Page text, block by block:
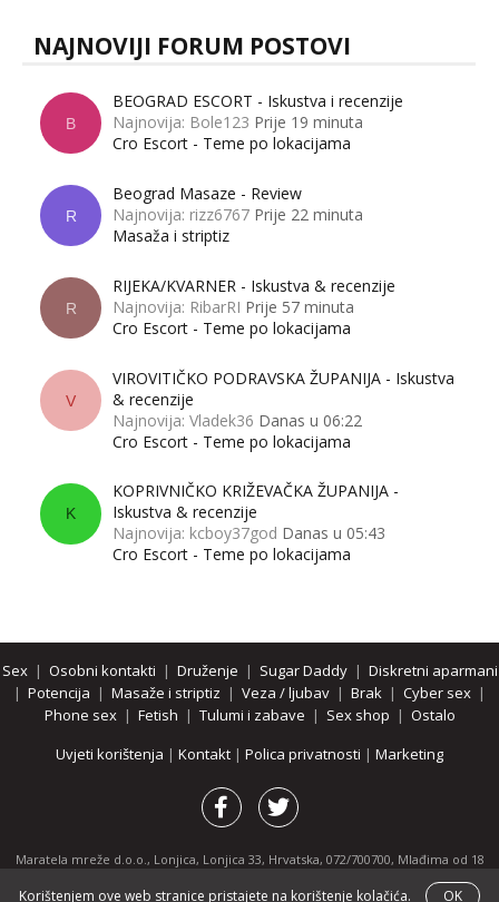
NAJNOVIJI FORUM POSTOVI
B
BEOGRAD ESCORT - Iskustva i recenzije
Najnovija: Bole123 Prije 19 minuta
Cro Escort - Teme po lokacijama
R
Beograd Masaze - Review
Najnovija: rizz6767 Prije 22 minuta
Masaža i striptiz
R
RIJEKA/KVARNER - Iskustva & recenzije
Najnovija: RibarRI Prije 57 minuta
Cro Escort - Teme po lokacijama
V
VIROVITIČKO PODRAVSKA ŽUPANIJA - Iskustva
& recenzije
Najnovija: Vladek36 Danas u 06:22
Cro Escort - Teme po lokacijama
K
KOPRIVNIČKO KRIŽEVAČKA ŽUPANIJA -
Iskustva & recenzije
Najnovija: kcboy37god Danas u 05:43
Cro Escort - Teme po lokacijama
Sex| Osobni kontakti | Druženje | Sugar Daddy| Diskretni aparmani
| Potencija | Masaže i striptiz | Veza / ljubav | Brak | Cyber sex |
Phone sex| Fetish | Tulumi i zabave | Sex shop | Ostalo
Uvjeti korištenja | Kontakt | Polica privatnosti | Marketing
Maratela mreže d.o.o., Lonjica, Lonjica 33, Hrvatska, 072/700700, Mlađima od 18
godina zabranjeno je pregledavanje stranice i svih njenih dijelova.
Partnerski portali:osobnikontakti.com|hotline.hr|ThePornDude.com
Korištenjem ove web stranice pristajete na korištenje kolačića. OK